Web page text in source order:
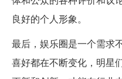
良好的个人形象。
最后，娱乐圈是一个需求
喜好都在不断变化，明星